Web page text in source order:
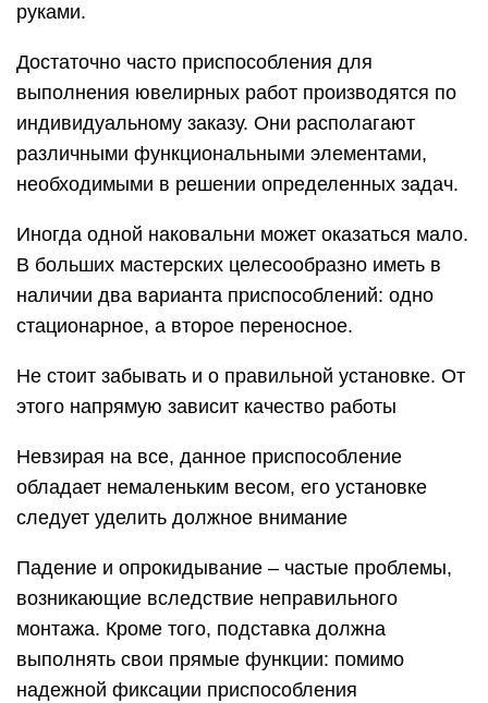
руками.
Достаточно часто приспособления для
выполнения ювелирных работ производятся по
индивидуальному заказу. Они располагают
различными функциональными элементами,
необходимыми в решении определенных задач.
Иногда одной наковальни может оказаться мало.
В больших мастерских целесообразно иметь в
наличии два варианта приспособлений: одно
стационарное, а второе переносное.
Не стоит забывать и о правильной установке. От
этого напрямую зависит качество работы
Невзирая на все, данное приспособление
обладает немаленьким весом, его установке
следует уделить должное внимание
Падение и опрокидывание – частые проблемы,
возникающие вследствие неправильного
монтажа. Кроме того, подставка должна
выполнять свои прямые функции: помимо
надежной фиксации приспособления